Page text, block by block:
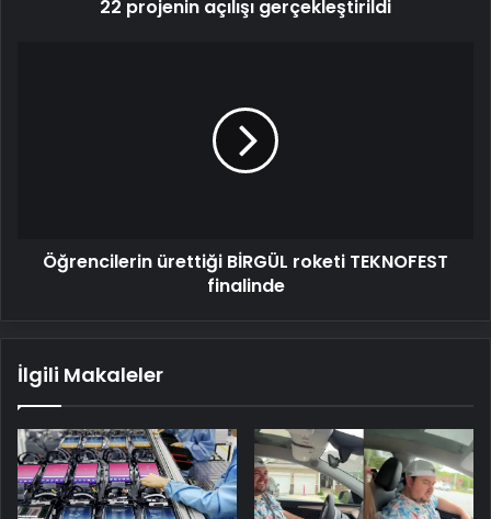
22 projenin açılışı gerçekleştirildi
Öğrencilerin ürettiği BİRGÜL roketi TEKNOFEST
finalinde
İlgili Makaleler